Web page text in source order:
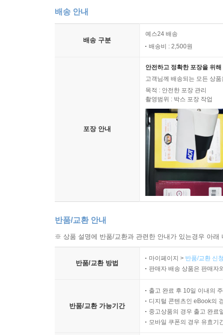
배송 안내
배송 구분
예스24 배송
배송비 : 2,500원
포장 안내
안전하고 정확한 포장을 위
고객님께 배송되는 모든 상
목적 : 안전한 포장 관리
촬영범위 : 박스 포장 작업
반품/교환 안내
※ 상품 설명에 반품/교환과 관련한 안내가 있는경우 아
반품/교환 방법
마이페이지 > 반품/교환 신
판매자 배송 상품은 판매자
반품/교환 가능기간
출고 완료 후 10일 이내의
디지털 콘텐츠인 eBook의
중고상품의 경우 출고 완료
모바일 쿠폰의 경우 유효기